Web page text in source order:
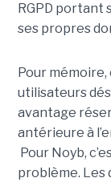
RGPD portant
ses propres
Pour
utilisateurs
avantage
antérieure à
Pour Noyb,
problème. Les